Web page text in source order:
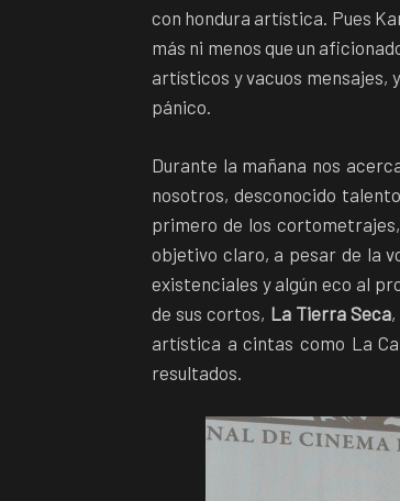
con hondura artística. Pues
más ni menos que un
artísticos y vacuos mensajes,
pánico.
Durante la mañana nos
nosotros, desconocido
primero de los cortometrajes,
objetivo claro, a pesar de la
existenciales y algún eco al
de sus cortos, La Tierra Seca
artística a cintas como La
resultados.